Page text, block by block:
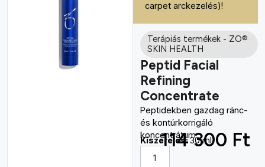
Terápiás termékek- ZO®
SKIN HEALTH
Peptid Facial
Refining
Concentrate
Peptidekben gazdag ránc-
és kontúrkorrigáló
koncentrátum
Kiszerelés:30 ml
114 300 Ft
carpet arckezelés)!